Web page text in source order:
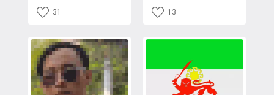
31 13